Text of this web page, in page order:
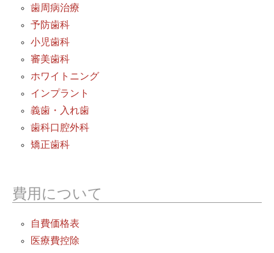
歯周病治療
予防歯科
小児歯科
審美歯科
ホワイトニング
インプラント
義歯・入れ歯
歯科口腔外科
矯正歯科
費用について
自費価格表
医療費控除